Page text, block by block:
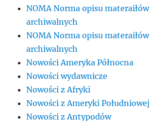
NOMA Norma opisu materaiłów
archiwalnych
NOMA Norma opisu materaiłów
archiwalnych
Nowości Ameryka Północna
Nowości wydawnicze
Nowości z Afryki
Nowości z Ameryki Południowej
Nowości z Antypodów